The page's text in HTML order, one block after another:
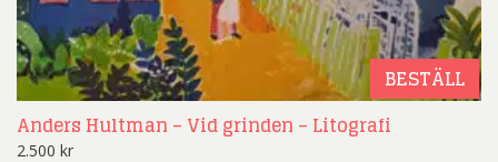
BESTÄLL
Anders Hultman – Vid grinden – Litografi
2.500 kr